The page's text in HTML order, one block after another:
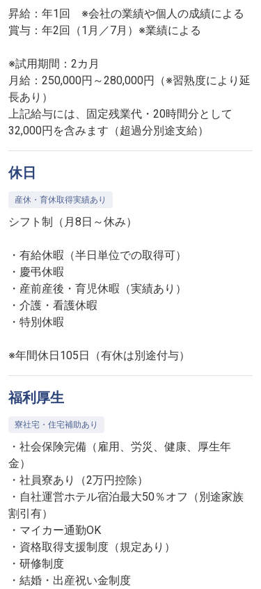
昇給：年1回 ※会社の業績や個人の成績による
賞与：年2回（1月／7月）※業績による
※試用期間：2カ月
月給：250,000円～280,000円（※習熟度により延
長あり）
上記給与には、固定残業代・20時間分として
32,000円を含みます（超過分別途支給）
休日
産休・育休取得実績あり
シフト制（月8日～休み）
・有給休暇（半日単位での取得可）
・慶弔休暇
・産前産後・育児休暇（実績あり）
・介護・看護休暇
・特別休暇
※年間休日105日（有休は別途付与）
福利厚生
寮社宅・住宅補助あり
・社会保険完備（雇用、労災、健康、厚生年
金）
・社員寮あり（2万円控除）
・自社運営ホテル宿泊最大50％オフ（別途家族
割引有）
・マイカー通勤OK
・資格取得支援制度（規定あり）
・研修制度
・結婚・出産祝い金制度